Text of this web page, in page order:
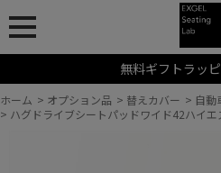
無料ギフトラッ
ホーム > オプション品 > 替えカバー > 自動
> ハグドライブシートパッドワイド42ハイ